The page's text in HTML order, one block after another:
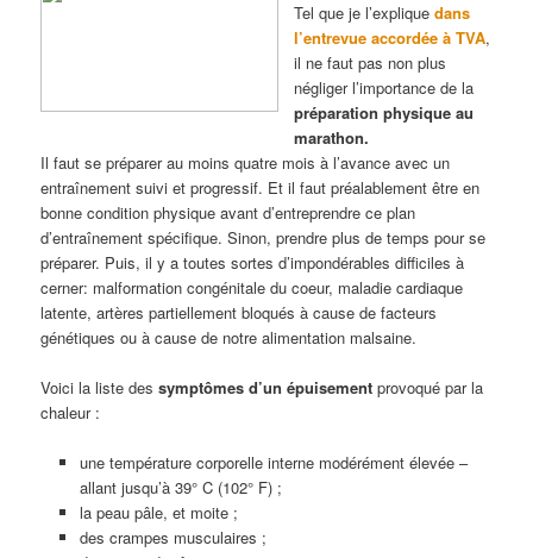
Tel que je l’expliquedans
l’entrevue accordée à TVA,
il ne faut pas non plus
négliger l’importance de la
préparation physique au
marathon.
Il faut se préparer au moins quatre mois à l’avance avec un
entraînement suivi et progressif. Et il faut préalablement être en
bonne condition physique avant d’entreprendre ce plan
d’entraînement spécifique. Sinon, prendre plus de temps pour se
préparer. Puis, il y a toutes sortes d’impondérables difficiles à
cerner: malformation congénitale du coeur, maladie cardiaque
latente, artères partiellement bloqués à cause de facteurs
génétiques ou à cause de notre alimentation malsaine.
Voici la liste dessymptômes d’un épuisement provoqué par la
chaleur :
une température corporelle interne modérément élevée –
allant jusqu’à 39° C (102° F) ;
la peau pâle, et moite ;
des crampes musculaires ;